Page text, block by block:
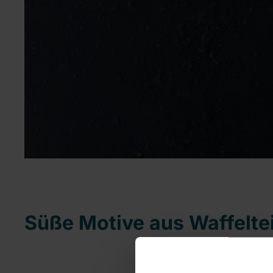
Süße Motive aus